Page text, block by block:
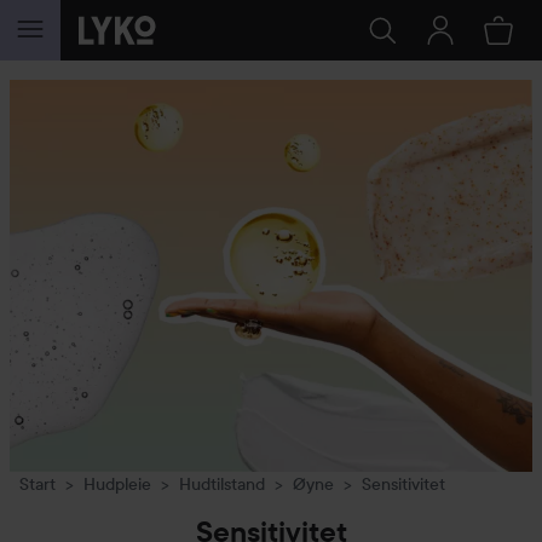
GÅ TIL INNHOLD
Start Hudpleie Hudtilstand Øyne Sensitivitet
Sensitivitet